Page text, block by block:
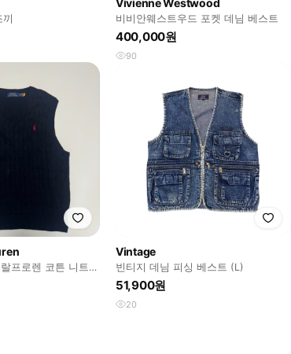
비비안웨스트우드 포켓 데님 베스트
400,000원
90
프로렌 코튼 니트
이비
Vintage
빈티지 데님 피싱 베스트 (L)
51,900원
20